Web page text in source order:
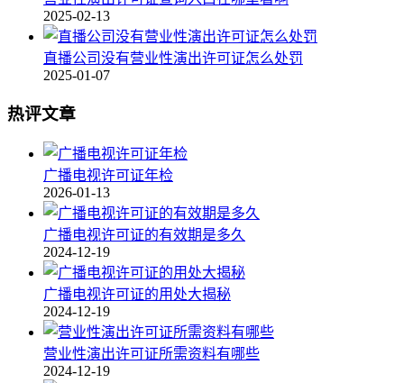
2025-02-13
直播公司没有营业性演出许可证怎么处罚
2025-01-07
热评文章
广播电视许可证年检
2026-01-13
广播电视许可证的有效期是多久
2024-12-19
广播电视许可证的用处大揭秘
2024-12-19
营业性演出许可证所需资料有哪些
2024-12-19